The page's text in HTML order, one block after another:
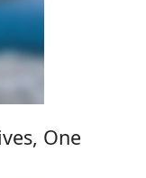
One